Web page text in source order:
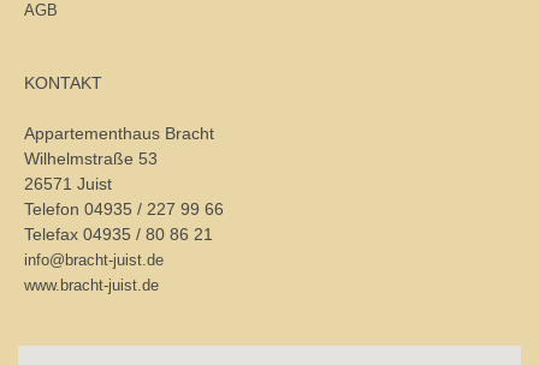
AGB
KONTAKT
Appartementhaus Bracht
Wilhelmstraße 53
26571 Juist
Telefon 04935 / 227 99 66
Telefax 04935 / 80 86 21
info@bracht-juist.de
www.bracht-juist.de